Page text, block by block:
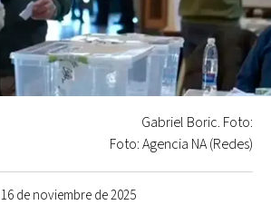
16 de noviembre de 2025
Gabriel Boric. Foto:
Foto: Agencia NA (Redes)